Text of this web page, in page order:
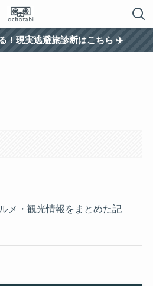
！現実逃避旅診断はこちら ✈️
メ・観光情報をまとめた記